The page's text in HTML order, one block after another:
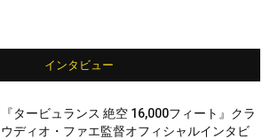
インタビュー
『タービュランス 絶空 16,000フィート』クラ
ウディオ・ファエ監督オフィシャルインタビ